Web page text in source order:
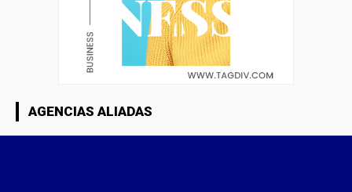
AGENCIAS ALIADAS